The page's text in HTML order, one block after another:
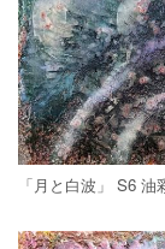
「月と白波」 S6